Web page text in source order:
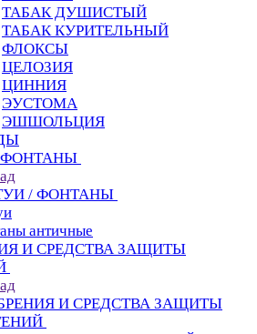
ТАБАК ДУШИСТЫЙ
ТАБАК КУРИТЕЛЬНЫЙ
ФЛОКСЫ
ЦЕЛОЗИЯ
ЦИННИЯ
ЭУСТОМА
ЭШШОЛЬЦИЯ
ФОНТАНЫ
/ ФОНТАНЫ
античные
И СРЕДСТВА ЗАЩИТЫ
И СРЕДСТВА ЗАЩИТЫ